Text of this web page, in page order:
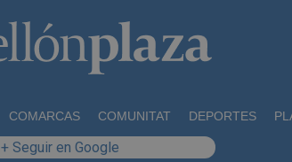
COMARCAS COMUNITAT DEPORTES
+ Seguir en Google